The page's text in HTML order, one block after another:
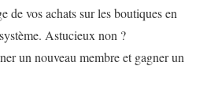
de vos achats sur les boutiques en
Astucieux non ?
un nouveau membre et gagner un